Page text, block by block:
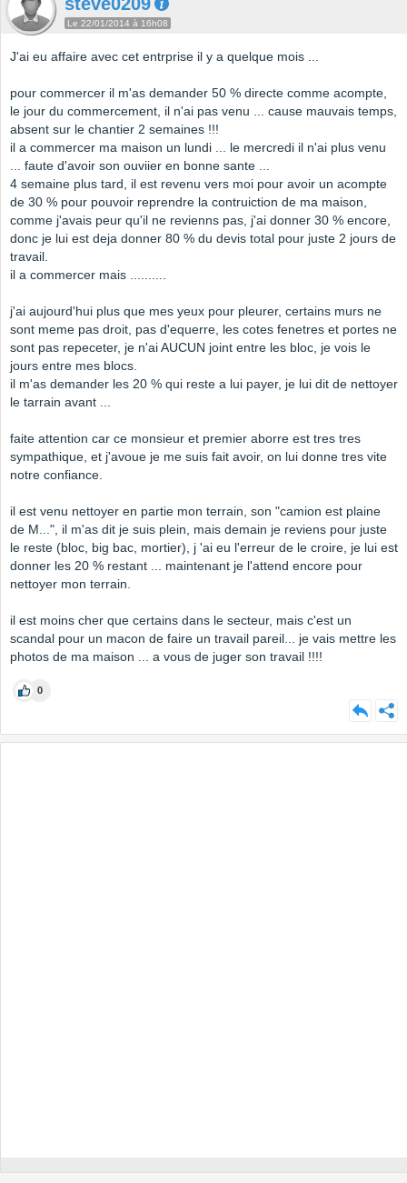
Le 22/01/2014 à 16h08
J'ai eu affaire avec cet entrprise il y a quelque mois ...
pour commercer il m'as demander 50 % directe comme acompte,
le jour du commercement, il n'ai pas venu ... cause mauvais temps,
absent sur le chantier 2 semaines !!!
il a commercer ma maison un lundi ... le mercredi il n'ai plus venu
... faute d'avoir son ouviier en bonne sante ...
4 semaine plus tard, il est revenu vers moi pour avoir un acompte
de 30 % pour pouvoir reprendre la contruiction de ma maison,
comme j'avais peur qu'il ne revienns pas, j'ai donner 30 % encore,
donc je lui est deja donner 80 % du devis total pour juste 2 jours de
travail.
il a commercer mais ..........
j'ai aujourd'hui plus que mes yeux pour pleurer, certains murs ne
sont meme pas droit, pas d'equerre, les cotes fenetres et portes ne
sont pas repeceter, je n'ai AUCUN joint entre les bloc, je vois le
jours entre mes blocs.
il m'as demander les 20 % qui reste a lui payer, je lui dit de nettoyer
le tarrain avant ...
faite attention car ce monsieur et premier aborre est tres tres
sympathique, et j'avoue je me suis fait avoir, on lui donne tres vite
notre confiance.
il est venu nettoyer en partie mon terrain, son "camion est plaine
de M...", il m'as dit je suis plein, mais demain je reviens pour juste
le reste (bloc, big bac, mortier), j 'ai eu l'erreur de le croire, je lui est
donner les 20 % restant ... maintenant je l'attend encore pour
nettoyer mon terrain.
il est moins cher que certains dans le secteur, mais c'est un
scandal pour un macon de faire un travail pareil... je vais mettre les
photos de ma maison ... a vous de juger son travail !!!!
0